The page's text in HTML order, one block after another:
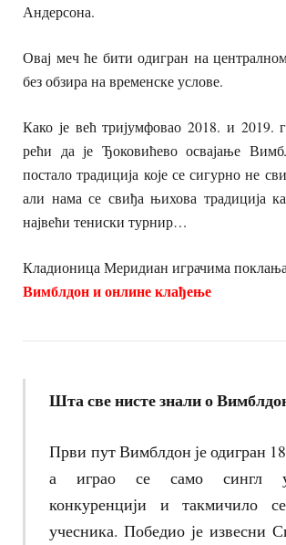
Андерсона.
Овај меч ће бити одигран на
без обзира на временске услове.
Како је већ тријумфовао 2018. и 2019.
рећи да је Ђоковићево освајање
постало традиција које се сигурно не
али нама се свиђа њихова традиција
највећи тениски турнир…
Кладионица Меридиан играчима
Вимблдон и онлине клађење
Шта све нисте знали о
Први пут Вимблдон је одигран
а играо се само сингл
конкуренцији и такмичило
учесника. Победио је извесни